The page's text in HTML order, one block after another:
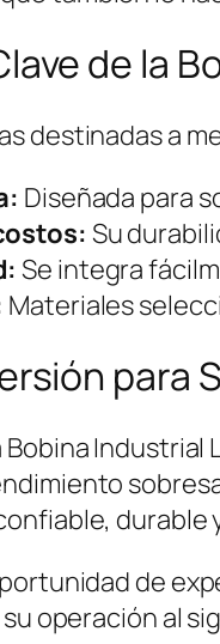
de la
destinadas a
Diseñada para
Su
Se integra
Materiales
para
Industrial
durable
de
operación al